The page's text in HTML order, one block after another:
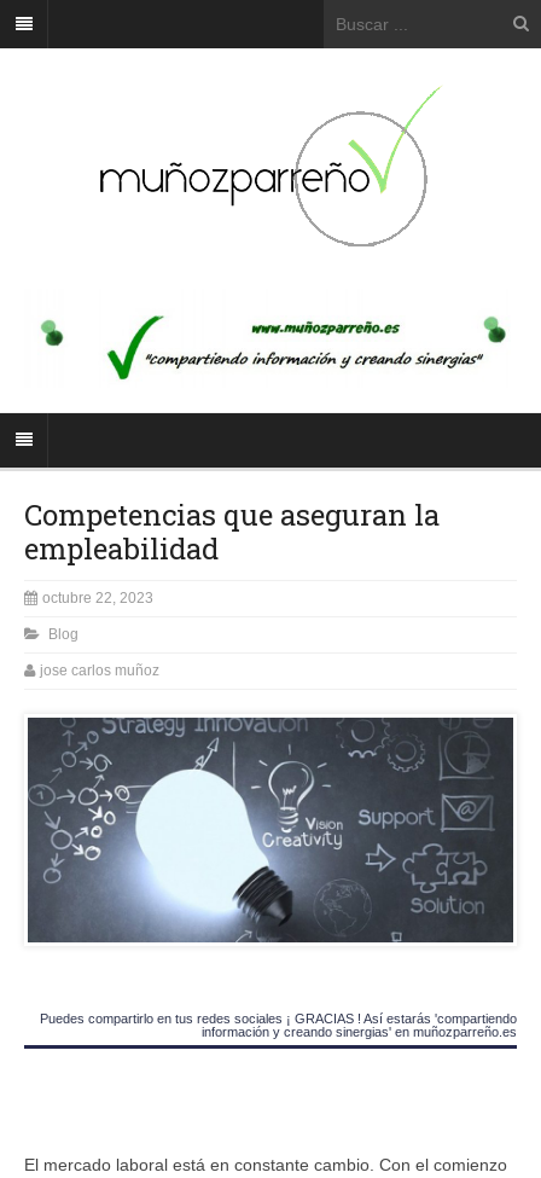
Competencias que aseguran la
empleabilidad
octubre 22, 2023
Blog
jose carlos muñoz
Puedes compartirlo en tus redes sociales ¡ GRACIAS ! Así estarás 'compartiendo
información y creando sinergias' en muñozparreño.es
El mercado laboral está en constante cambio. Con el comienzo